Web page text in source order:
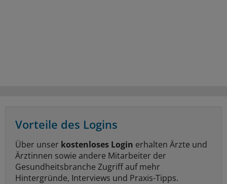
Vorteile des Logins
Über unser kostenloses Login erhalten Ärzte und
Ärztinnen sowie andere Mitarbeiter der
Gesundheitsbranche Zugriff auf mehr
Hintergründe, Interviews und Praxis-Tipps.